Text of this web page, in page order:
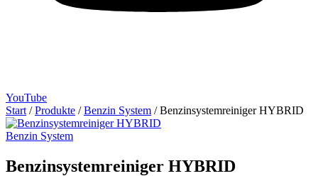
YouTube
Start / Produkte / Benzin System / Benzinsystemreiniger HYBRID
Benzin System
Benzinsystemreiniger HYBRID